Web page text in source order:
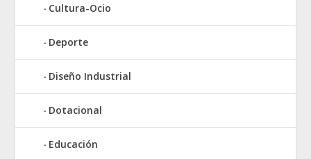
Cultura-Ocio
Deporte
Diseño Industrial
Dotacional
Educación